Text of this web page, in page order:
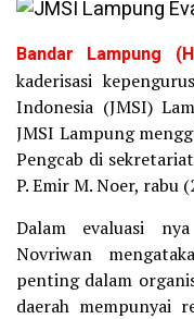
Bandar Lampung
kaderisasi
Indonesia (JMSI)
JMSI Lampung
Pengcab di
P. Emir M. Noer, rabu
Dalam evaluasi
Novriwan
penting dalam
daerah mempunyai